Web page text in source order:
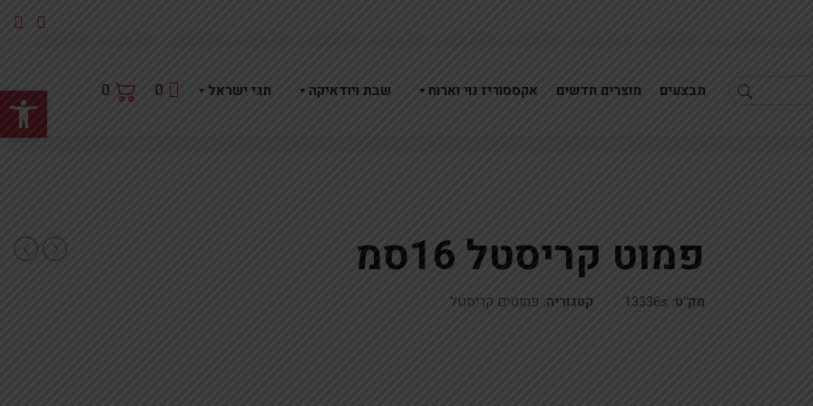
מבצעים מוצרים חדשים אקססוריז נוי וארוח שבת ויודאיקה חגי ישראל 0
0
פמוט קריסטל 16סמ
פמוט קריסטל 7קנים 27סמ
סט הבדלה קריסטל לוטוס מוזהב
מק"ט: 13336s קטגוריה: פמוטים קריסטל